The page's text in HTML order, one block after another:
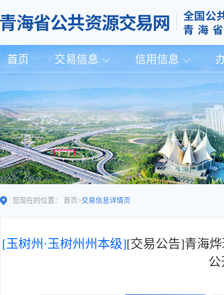
首页 交易信息 信用信息
您现在的位置： 首页 >交易信息详情页
[玉树州·玉树州州本级][交易公告]青海
公